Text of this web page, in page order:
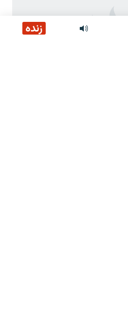
زنده